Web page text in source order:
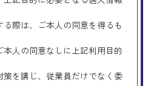
る際は、ご本人の同意を得るも
本人の同意なしに上記利用目的
策を講じ、従業員だけでなく委